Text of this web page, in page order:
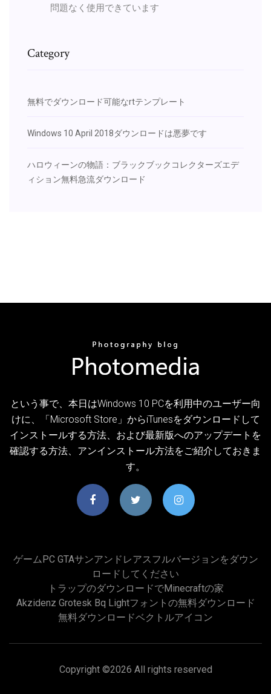
問題なく使用できています
Category
無料でダウンロード可能なrtテンプレート
Windows 10 April 2018ダウンロードは悪夢です
ハロウィーンの物語：ブラックブックコレクターズエデ
ィション無料急流ダウンロード
という事で、本日はWindows 10 PCを利用中のユーザー向
けに、「Microsoft Store」からiTunesをダウンロードして
インストールする方法、および最新版へのアップデートを
確認する方法、アンインストール方法をご紹介しておきま
す。
ゲームPC GTAサンアンドレアスフルバージョンをダウン
ロードしてください
トラップのダウンロードでMinecraftの家
Akzidenz Grotesk Bq Lightフォントの無料ダウンロード
無料ダウンロードベクトルアイコン
Copyright ©2026 All rights reserved